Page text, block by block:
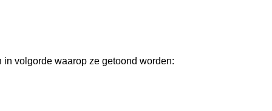
volgorde waarop ze getoond worden: